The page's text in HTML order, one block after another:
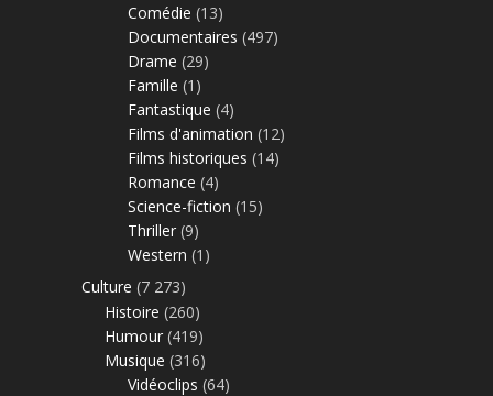
Comédie (13)
Documentaires (497)
Drame (29)
Famille (1)
Fantastique (4)
Films d'animation (12)
Films historiques (14)
Romance (4)
Science-fiction (15)
Thriller (9)
Western (1)
Culture (7 273)
Histoire (260)
Humour (419)
Musique (316)
Vidéoclips (64)